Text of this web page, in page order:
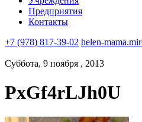
Предприятия
Контакты
+7 (978) 817-39-02 helen-
Суббота, 9 ноября , 2013
PxGf4rLJh0U